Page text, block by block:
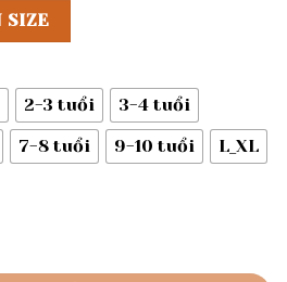
SIZE
2-3 tuổi
3-4 tuổi
7-8 tuổi 9-10 tuổi
L_XL
áo thun ragland cánh dơi) số